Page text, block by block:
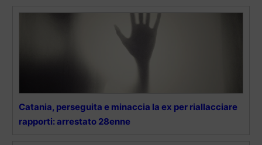
Catania, perseguita e minaccia la ex per riallacciare
rapporti: arrestato 28enne